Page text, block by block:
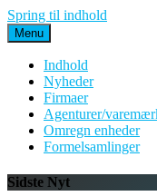
Spring til indhold
Menu
Indhold
Nyheder
Firmaer
Agenturer/
Omregn enheder
Formelsamlinger
Sidste Nyt